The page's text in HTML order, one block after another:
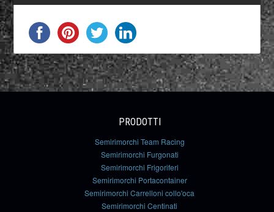
PRODOTTI
Semirimorchi Team Racing
Semirimorchi Furgonati
Semirimorchi Frigoriferi
Semirimorchi Portacontainer
Semirimorchi Carrelloni collo'oca
Semirimorchi Centinati